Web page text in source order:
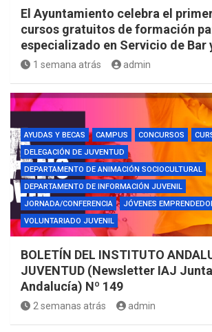
El Ayuntamiento celebra el
cursos gratuitos de formación
especializado en Servicio de Bar
1 semana atrás admin
AYUDAS Y BECAS CAMPUS CONCURSOS
DELEGACIÓN DE JUVENTUD
DEPARTAMENTO DE ANIMACIÓN SOCIOCULTURAL
DEPARTAMENTO DE INFORMACIÓN JUVENIL
JORNADA/CONFERENCIA
JÓVENES
VOLUNTARIADO JUVENIL
BOLETÍN DEL INSTITUTO
JUVENTUD (Newsletter IAJ
Andalucía) Nº 149
2 semanas atrás admin